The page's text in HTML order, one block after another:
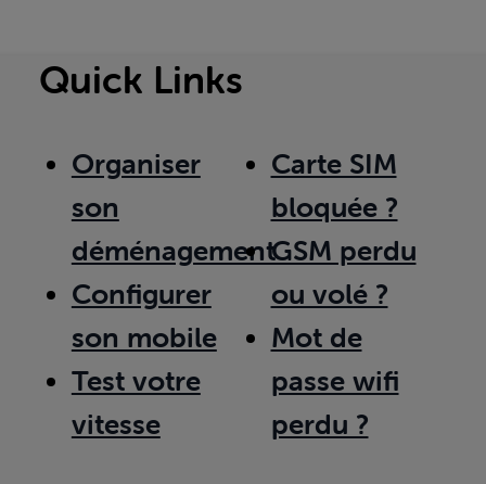
Quick Links
Organiser
son
déménagement
Configurer
son mobile
Test votre
vitesse
Carte SIM
bloquée ?
GSM perdu
ou volé ?
Mot de
passe wifi
perdu ?